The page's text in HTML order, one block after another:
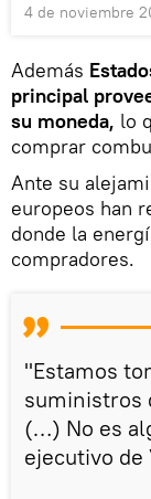
4 de noviembre
Además
principal
su moneda, lo
comprar
Ante su
europeos han
donde la
compradores.
"Estamos
suministros
(…) No es
ejecutivo de